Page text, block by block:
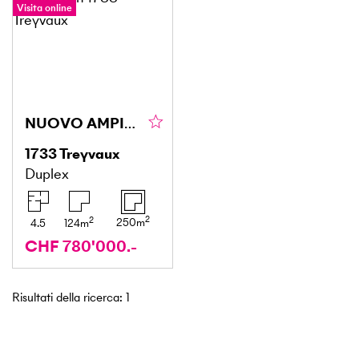
Visita online
NUOVO AMPIO E LUMINOSO CON TERRAZZE E GIARDINO
1733Treyvaux
Duplex
4.5 124m2 250m2
CHF 780'000.-
Risultati della ricerca: 1